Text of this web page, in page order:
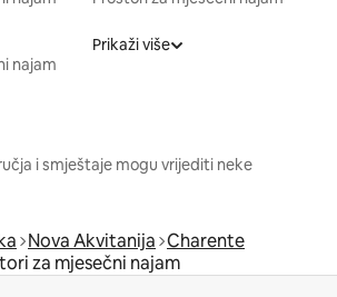
najam
Prikaži više
i smještaje mogu vrijediti neke
Nova Akvitanija Charente
za mjesečni najam